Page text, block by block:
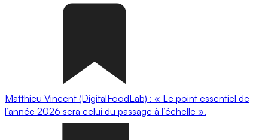
Matthieu Vincent (DigitalFoodLab) : « Le point essentiel de
l’année 2026 sera celui du passage à l’échelle ».